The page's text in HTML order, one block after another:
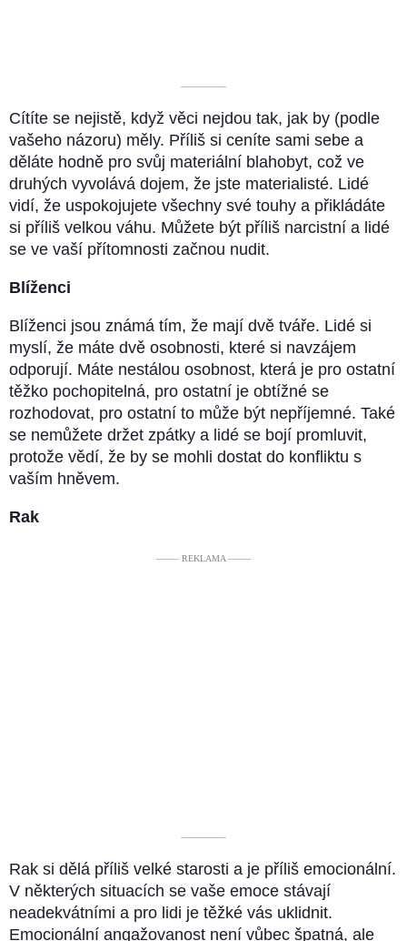
––––––––––
Cítíte se nejistě, když věci nejdou tak, jak by (podle
vašeho názoru) měly. Příliš si ceníte sami sebe a
děláte hodně pro svůj materiální blahobyt, což ve
druhých vyvolává dojem, že jste materialisté. Lidé
vidí, že uspokojujete všechny své touhy a přikládáte
si příliš velkou váhu. Můžete být příliš narcistní a lidé
se ve vaší přítomnosti začnou nudit.
Blíženci
Blíženci jsou známá tím, že mají dvě tváře. Lidé si
myslí, že máte dvě osobnosti, které si navzájem
odporují. Máte nestálou osobnost, která je pro ostatní
těžko pochopitelná, pro ostatní je obtížné se
rozhodovat, pro ostatní to může být nepříjemné. Také
se nemůžete držet zpátky a lidé se bojí promluvit,
protože vědí, že by se mohli dostat do konfliktu s
vaším hněvem.
Rak
––––– REKLAMA –––––
––––––––––
Rak si dělá příliš velké starosti a je příliš emocionální.
V některých situacích se vaše emoce stávají
neadekvátními a pro lidi je těžké vás uklidnit.
Emocionální angažovanost není vůbec špatná, ale